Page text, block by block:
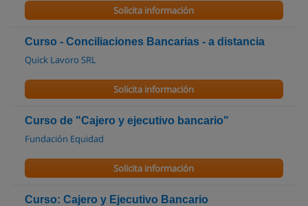
Solicita información
Curso - Conciliaciones Bancarias - a distancia
Quick Lavoro SRL
Solicita información
Curso de "Cajero y ejecutivo bancario"
Fundación Equidad
Solicita información
Curso: Cajero y Ejecutivo Bancario